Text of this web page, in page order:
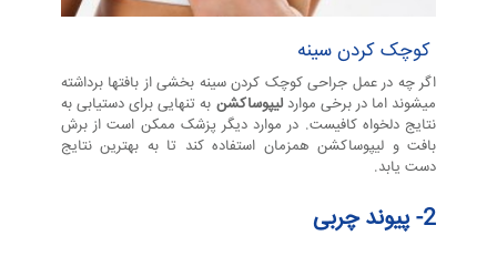
گکوچک کردن سینه
اگر چه در عمل جراحی کوچک کردن سینه بخشی از بافتها برداشته
میشوند اما در برخی موارد لیپوساکشن به تنهایی برای دستیابی به
نتایج دلخواه کافیست. در موارد دیگر پزشک ممکن است از برش
بافت و لیپوساکشن همزمان استفاده کند تا به بهترین نتایج
دست یابد.
2- پیوند چربی